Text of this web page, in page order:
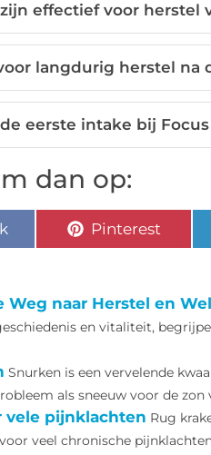
effectief voor herstel
langdurig herstel na
eerste intake bij
dan op:
Pinterest
Weg naar Herstel en
en vitaliteit,
Snurken is een vervelende
als sneeuw voor de zon
vele pijnklachten Rug
veel chronische